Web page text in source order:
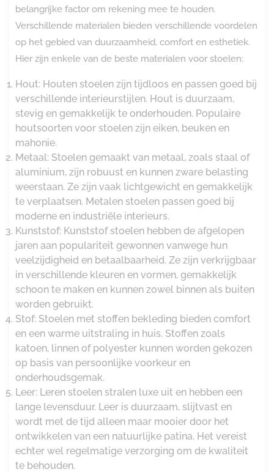
belangrijke factor om rekening mee te houden.
Verschillende materialen bieden verschillende voordelen
op het gebied van duurzaamheid, comfort en esthetiek.
Hier zijn enkele van de beste materialen voor stoelen:
Hout: Houten stoelen zijn tijdloos en passen goed bij
verschillende interieurstijlen. Hout is duurzaam,
stevig en gemakkelijk te onderhouden. Populaire
houtsoorten voor stoelen zijn eiken, beuken en
mahonie.
Metaal: Stoelen gemaakt van metaal, zoals staal of
aluminium, zijn robuust en kunnen zware belasting
weerstaan. Ze zijn vaak lichtgewicht en gemakkelijk
te verplaatsen. Metalen stoelen passen goed bij
moderne en industriële interieurs.
Kunststof: Kunststof stoelen hebben de afgelopen
jaren aan populariteit gewonnen vanwege hun
veelzijdigheid en betaalbaarheid. Ze zijn verkrijgbaar
in verschillende kleuren en vormen, gemakkelijk
schoon te maken en kunnen zowel binnen als buiten
worden gebruikt.
Stof: Stoelen met stoffen bekleding bieden comfort
en een warme uitstraling in huis. Stoffen zoals
katoen, linnen of polyester kunnen worden gekozen
op basis van persoonlijke voorkeur en
onderhoudsgemak.
Leer: Leren stoelen stralen luxe uit en hebben een
lange levensduur. Leer is duurzaam, slijtvast en
wordt met de tijd alleen maar mooier door het
ontwikkelen van een natuurlijke patina. Het vereist
echter wel regelmatige verzorging om de kwaliteit
te behouden.